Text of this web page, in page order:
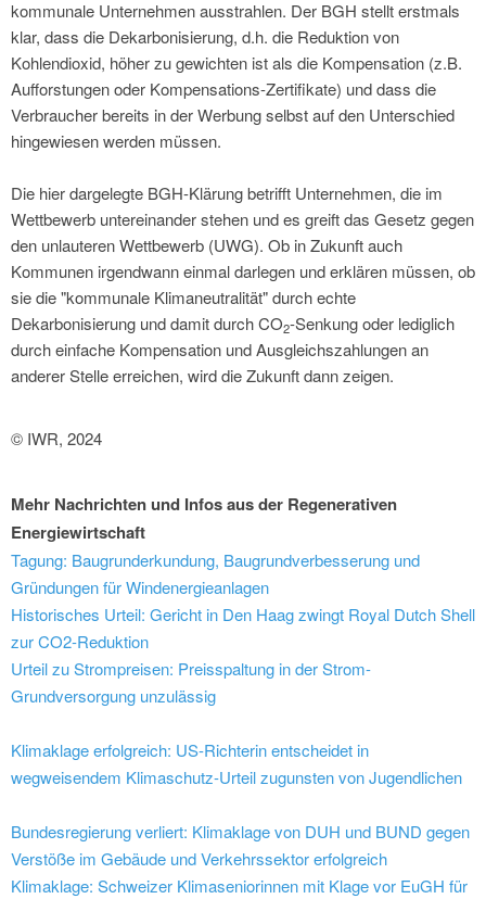
kommunale Unternehmen ausstrahlen. Der BGH stellt erstmals
klar, dass die Dekarbonisierung, d.h. die Reduktion von
Kohlendioxid, höher zu gewichten ist als die Kompensation (z.B.
Aufforstungen oder Kompensations-Zertifikate) und dass die
Verbraucher bereits in der Werbung selbst auf den Unterschied
hingewiesen werden müssen.
Die hier dargelegte BGH-Klärung betrifft Unternehmen, die im
Wettbewerb untereinander stehen und es greift das Gesetz gegen
den unlauteren Wettbewerb (UWG). Ob in Zukunft auch
Kommunen irgendwann einmal darlegen und erklären müssen, ob
sie die "kommunale Klimaneutralität" durch echte
Dekarbonisierung und damit durch CO2-Senkung oder lediglich
durch einfache Kompensation und Ausgleichszahlungen an
anderer Stelle erreichen, wird die Zukunft dann zeigen.
© IWR, 2024
Mehr Nachrichten und Infos aus der Regenerativen
Energiewirtschaft
Tagung: Baugrunderkundung, Baugrundverbesserung und
Gründungen für Windenergieanlagen
Historisches Urteil: Gericht in Den Haag zwingt Royal Dutch Shell
zur CO2-Reduktion
Urteil zu Strompreisen: Preisspaltung in der Strom-
Grundversorgung unzulässig
Klimaklage erfolgreich: US-Richterin entscheidet in
wegweisendem Klimaschutz-Urteil zugunsten von Jugendlichen
Bundesregierung verliert: Klimaklage von DUH und BUND gegen
Verstöße im Gebäude und Verkehrssektor erfolgreich
Klimaklage: Schweizer Klimaseniorinnen mit Klage vor EuGH für